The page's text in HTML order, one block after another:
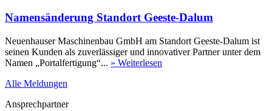
Namensänderung Standort Geeste-Dalum
Neuenhauser Maschinenbau GmbH am Standort Geeste-Dalum ist
seinen Kunden als zuverlässiger und innovativer Partner unter dem
Namen „Portalfertigung“... » Weiterlesen
Alle Meldungen
Ansprechpartner